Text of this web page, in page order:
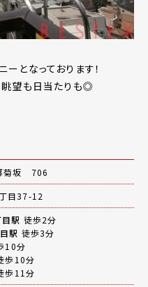
となっております！
眺望も日当たりも◎
菊坂 706
目37-12
駅 徒歩2分
駅 徒歩3分
10分
歩10分
歩11分